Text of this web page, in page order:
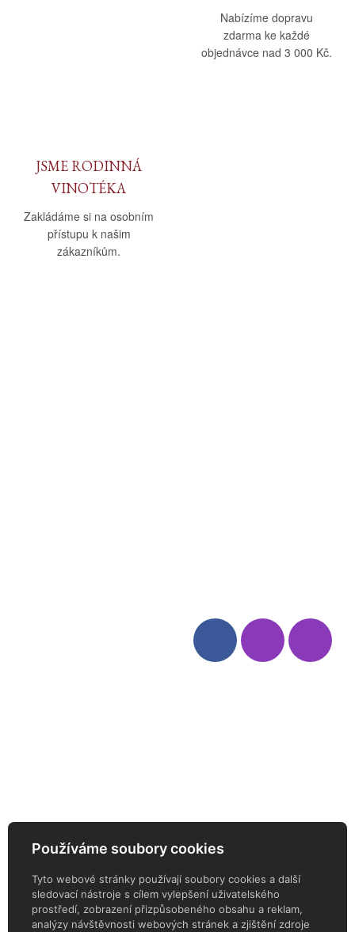
Používáme soubory cookies
Tyto webové stránky používají soubory cookies a další
sledovací nástroje s cílem vylepšení uživatelského
prostředí, zobrazení přizpůsobeného obsahu a reklam,
analýzy návštěvnosti webových stránek a zjištění zdroje
Nabízíme dopravu
zdarma ke každé
objednávce nad 3 000 Kč.
JSME RODINNÁ
VINOTÉKA
Zakládáme si na osobním
přístupu k našim
zákazníkům.
Newsletter
ODEBÍREJTE NÁŠ NEWSLETTER